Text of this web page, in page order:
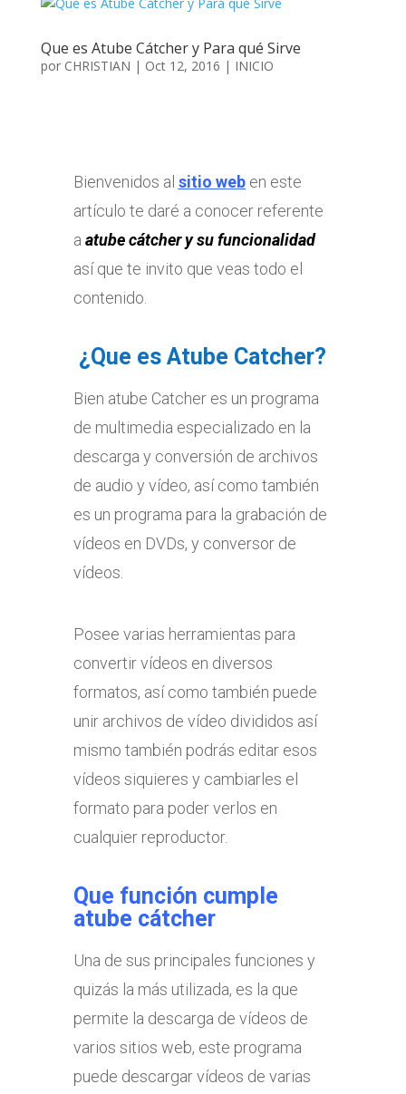
Que es Atube Cátcher y Para qué Sirve
por CHRISTIAN | Oct 12, 2016 | INICIO
Bienvenidos al sitio weben este
artículo te daré a conocer referente
a atube cátcher y su funcionalidad
así que te invito que veas todo el
contenido.
¿Que es Atube Catcher?
Bien atube Catcher es un programa
de multimedia especializado en la
descarga y conversión de archivos
de audio y vídeo, así como también
es un programa para la grabación de
vídeos en DVDs, y conversor de
vídeos.
Posee varias herramientas para
convertir vídeos en diversos
formatos, así como también puede
unir archivos de vídeo divididos así
mismo también podrás editar esos
vídeos siquieres y cambiarles el
formato para poder verlos en
cualquier reproductor.
Que función cumple
atube cátcher
Una de sus principales funciones y
quizás la más utilizada, es la que
permite la descarga de vídeos de
varios sitios web, este programa
puede descargar vídeos de varias